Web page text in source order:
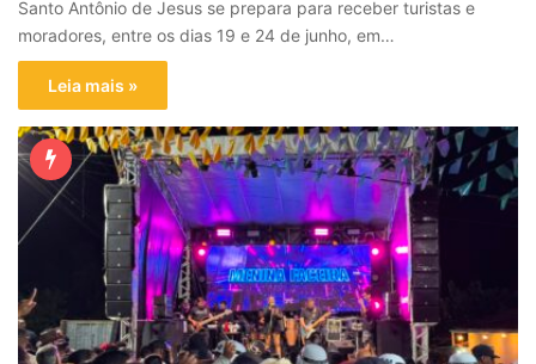
Santo Antônio de Jesus se prepara para receber turistas e
moradores, entre os dias 19 e 24 de junho, em…
Leia mais »